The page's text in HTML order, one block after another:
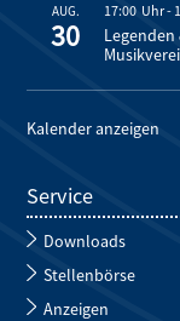
AUG.
30
17:00 -
Legenden
Kalender anzeigen
Service
Downloads
Stellenbörse
Anzeigen